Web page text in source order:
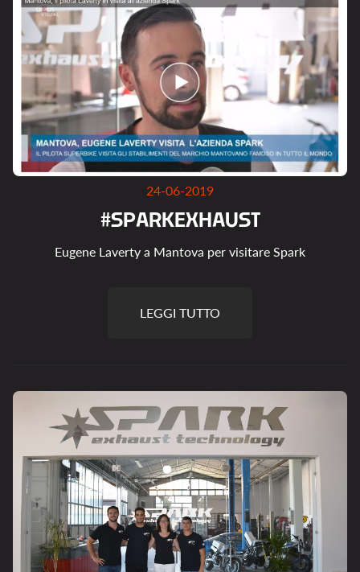
24-06-2019
#SPARKEXHAUST
Eugene Laverty a Mantova per visitare Spark
LEGGI TUTTO